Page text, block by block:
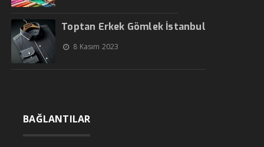
Toptan Erkek Gömlek İstanbul
8 Kasım 2023
BAĞLANTILAR